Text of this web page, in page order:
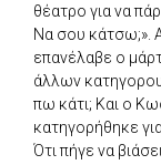
θέατρο για να
Να σου κάτσω;».
επανέλαβε ο
άλλων
πω κάτι; Και ο
κατηγορήθηκε
Ότι πήγε να